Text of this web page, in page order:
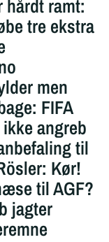
hårdt ramt:
tre ekstra
men
FIFA
angreb
til
Kør!
til AGF?
jagter